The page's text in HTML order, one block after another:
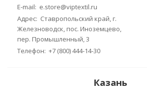
E-mail: e.store@viptextil.ru
Адрес: Ставропольский край, г.
Железноводск, пос. Иноземцево,
пер. Промышленный, 3
Телефон: +7 (800) 444-14-30
Казань